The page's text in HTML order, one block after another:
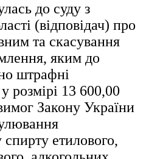
до суду з
(відповідач) про
та скасування
яким до
штрафні
розмірі 13 600,00
Закону України
спирту етилового,